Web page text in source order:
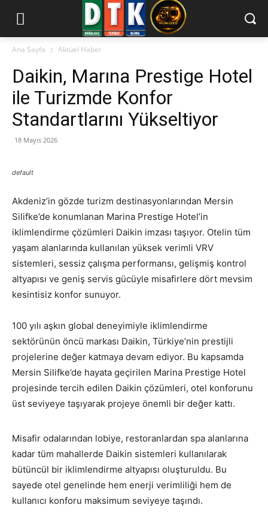
Ana Sayfa Aktüel Haber
Daikin, Marına Prestige Hotel
ile Turizmde Konfor
Standartlarını Yükseltiyor
18 Mayıs 2026
default
Akdeniz’in gözde turizm destinasyonlarından Mersin
Silifke’de konumlanan Marina Prestige Hotel’in
iklimlendirme çözümleri Daikin imzası taşıyor. Otelin tüm
yaşam alanlarında kullanılan yüksek verimli VRV
sistemleri, sessiz çalışma performansı, gelişmiş kontrol
altyapısı ve geniş servis gücüyle misafirlere dört mevsim
kesintisiz konfor sunuyor.
100 yılı aşkın global deneyimiyle iklimlendirme
sektörünün öncü markası Daikin, Türkiye’nin prestijli
projelerine değer katmaya devam ediyor. Bu kapsamda
Mersin Silifke’de hayata geçirilen Marina Prestige Hotel
projesinde tercih edilen Daikin çözümleri, otel konforunu
üst seviyeye taşıyarak projeye önemli bir değer kattı.
Misafir odalarından lobiye, restoranlardan spa alanlarına
kadar tüm mahallerde Daikin sistemleri kullanılarak
bütüncül bir iklimlendirme altyapısı oluşturuldu. Bu
sayede otel genelinde hem enerji verimliliği hem de
kullanıcı konforu maksimum seviyeye taşındı.